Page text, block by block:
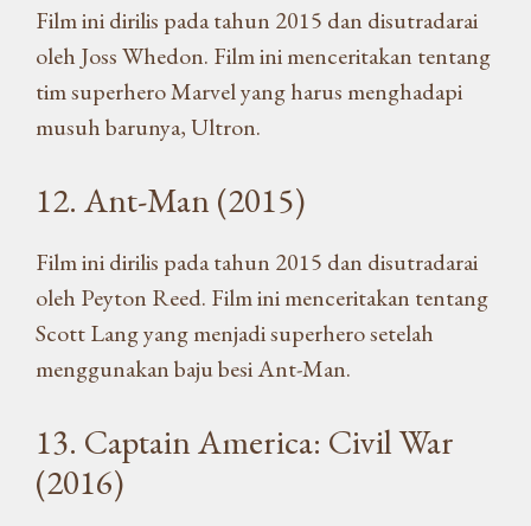
Film ini dirilis pada tahun 2015 dan disutradarai
oleh Joss Whedon. Film ini menceritakan tentang
tim superhero Marvel yang harus menghadapi
musuh barunya, Ultron.
12. Ant-Man (2015)
Film ini dirilis pada tahun 2015 dan disutradarai
oleh Peyton Reed. Film ini menceritakan tentang
Scott Lang yang menjadi superhero setelah
menggunakan baju besi Ant-Man.
13. Captain America: Civil War
(2016)